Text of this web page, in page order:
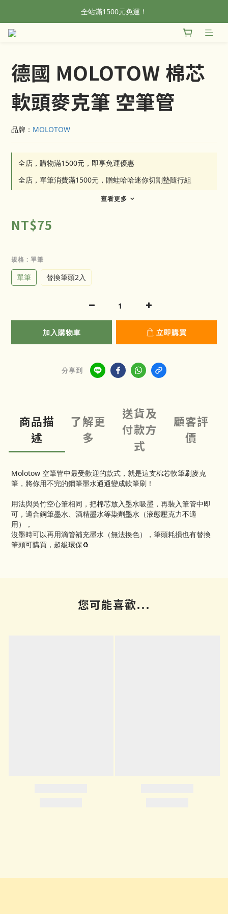
全站滿1500元免運！
全站滿1500元免運！
加入會員，首單輸入折扣碼NEWFROG，滿800現折50
德國 MOLOTOW 棉芯
軟頭麥克筆 空筆管
品牌： MOLOTOW
全店，購物滿1500元，即享免運優惠
全店，單筆消費滿1500元，贈蛙哈哈迷你切割墊隨行組
查看更多
NT$75
規格 : 單筆
單筆 替換筆頭2入
加入購物車 立即購買
分享到
商品描
述
了解更
多
送貨及
付款方
式
顧客評
價
Molotow 空筆管中最受歡迎的款式，就是這支棉芯軟筆刷麥克
筆，將你用不完的鋼筆墨水通通變成軟筆刷！
用法與吳竹空心筆相同，把棉芯放入墨水吸墨，再裝入筆管中即
可，適合鋼筆墨水、酒精墨水等染劑墨水（液態壓克力不適
用），
沒墨時可以再用滴管補充墨水（無法換色），筆頭耗損也有替換
筆頭可購買，超級環保♻️
您可能喜歡...